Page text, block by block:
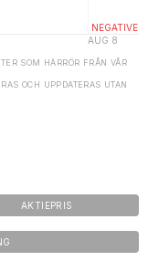
SOM HÄRRÖR FRÅN VÅR
OCH UPPDATERAS UTAN
AKTIEPRIS